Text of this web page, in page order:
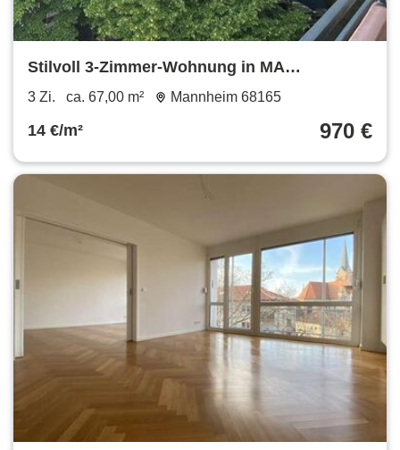
Stilvoll 3-Zimmer-Wohnung in MA
Schwetzingervorstadt
3 Zi. ca. 67,00 m² Mannheim 68165
14 €/m² 970 €